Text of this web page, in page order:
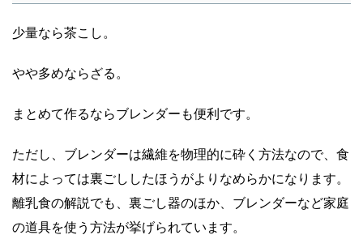
少量なら茶こし。
やや多めならざる。
まとめて作るならブレンダーも便利です。
ただし、ブレンダーは繊維を物理的に砕く方法なので、食
材によっては裏ごししたほうがよりなめらかになります。
離乳食の解説でも、裏ごし器のほか、ブレンダーなど家庭
の道具を使う方法が挙げられています。